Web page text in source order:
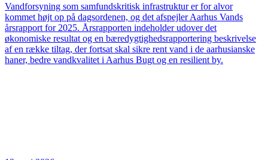
Vandforsyning som samfundskritisk infrastruktur er for alvor
kommet højt op på dagsordenen, og det afspejler Aarhus Vands
årsrapport for 2025. Årsrapporten indeholder udover det
økonomiske resultat og en bæredygtighedsrapportering beskrivelse
af en række tiltag, der fortsat skal sikre rent vand i de aarhusianske
haner, bedre vandkvalitet i Aarhus Bugt og en resilient by.